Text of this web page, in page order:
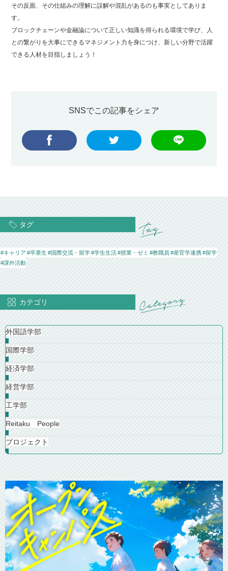
その反面、その仕組みの理解に誤解や混乱があるのも事実としてありま
す。
ブロックチェーンや金融論について正しい知識を得られる環境で学び、人
との繋がりを大事にできるマネジメント力を身につけ、新しい分野で活躍
できる人材を目指しましょう！
SNSでこの記事をシェア
タグ
#キャリア #卒業生 #国際交流・留学#学生生活#授業・ゼミ #教職員 #産官学連携#留学
#課外活動
カテゴリ
外国語学部
国際学部
経済学部
経営学部
工学部
Reitaku People
プロジェクト